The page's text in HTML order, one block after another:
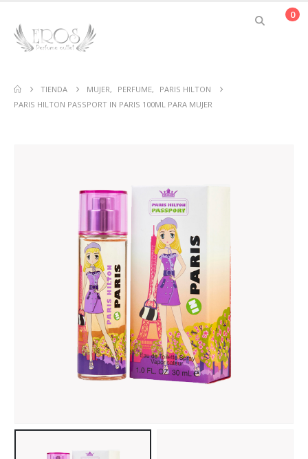
0
TIENDA MUJER, PERFUME,
PARIS HILTON
PARIS HILTON PASSPORT IN PARIS 100ML PARA MUJER